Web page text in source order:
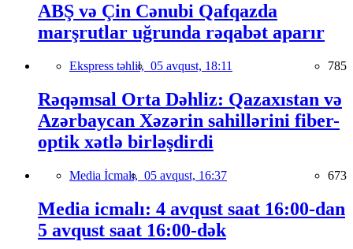
ABŞ və Çin Cənubi Qafqazda
marşrutlar uğrunda rəqabət aparır
Ekspress təhlil, 05 avqust, 18:11 785
Rəqəmsal Orta Dəhliz: Qazaxıstan və
Azərbaycan Xəzərin sahillərini fiber-
optik xətlə birləşdirdi
Media İcmalı, 05 avqust, 16:37 673
Media icmalı: 4 avqust saat 16:00-dan
5 avqust saat 16:00-dək